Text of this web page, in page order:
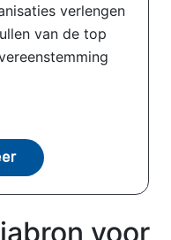
verlengen
van de top
voor